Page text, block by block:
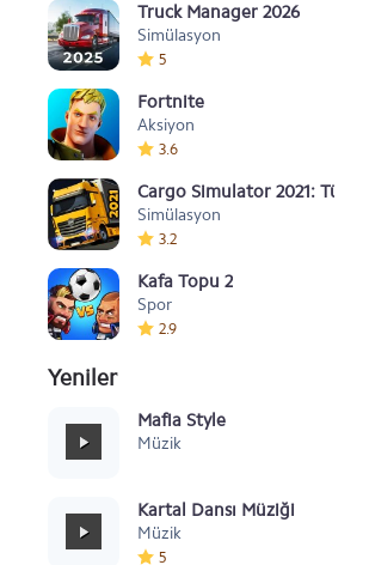
Truck Manager 2026
Simülasyon
5
Fortnite
Aksiyon
3.6
Cargo Simulator 2021: Türkiye
Simülasyon
3.2
Kafa Topu 2
Spor
2.9
Yeniler
Mafia Style
Müzik
Kartal Dansı Müziği
Müzik
5